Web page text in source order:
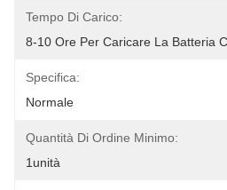
Tempo Di Carico:
8-10 Ore Per Caricare La Batteria
Specifica:
Normale
Quantità Di Ordine Minimo:
1unità